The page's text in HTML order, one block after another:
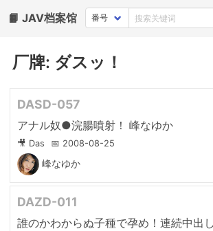
📙 JAV档案馆
厂牌: ダスッ！
DASD-057
アナル奴●浣腸噴射！ 峰なゆか
🎥 Das 📅 2008-08-25
峰なゆか
DAZD-011
誰のかわからぬ子種で孕め！連続中出